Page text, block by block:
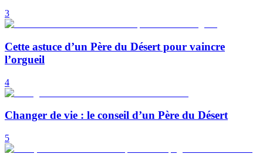
3
Cette astuce d’un Père du Désert pour vaincre
l’orgueil
4
Changer de vie : le conseil d’un Père du Désert
5